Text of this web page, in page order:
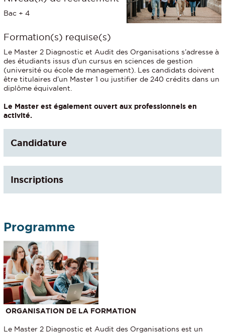
Bac + 4
Formation(s) requise(s)
Le Master 2 Diagnostic et Audit des Organisations s’adresse à
des étudiants issus d’un cursus en sciences de gestion
(université ou école de management). Les candidats doivent
être titulaires d’un Master 1 ou justifier de 240 crédits dans un
diplôme équivalent.
Le Master est également ouvert aux professionnels en
activité.
Candidature
Inscriptions
Programme
ORGANISATION DE LA FORMATION
Le Master 2 Diagnostic et Audit des Organisations est un